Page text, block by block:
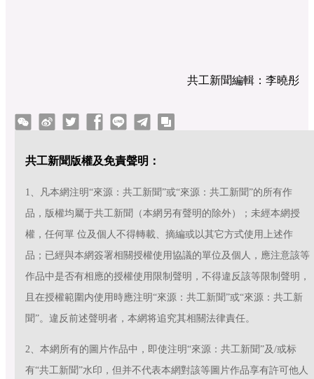
共工新聞編輯：李曉彤
Facebookline telegram copy
共工新聞版權及免責聲明：
1、凡本網注明“來源：共工新聞”或“來源：共工新聞”的所有作
品，版權均屬于共工新聞（本網另有聲明的除外）；未經本網授
權，任何單 位及個人不得轉載、摘編或以其它方式使用上述作
品；已經與本網簽署相關授權使用協議的單位及個人，應注意該等
作品中是否有相應的授權使用限制聲明，不得違反該等限制聲明，
且在授權範圍内使用時應注明“來源：共工新聞”或“來源：共工新
聞”。違反前述聲明者，本網将追究其相關法律責任。
2、本網所有的圖片作品中，即使注明“來源：共工新聞”及/或标
有“共工新聞”水印，但并不代表本網對該等圖片作品享有許可他人